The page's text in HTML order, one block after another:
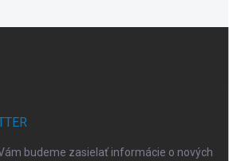
budeme zasielať informácie o nových